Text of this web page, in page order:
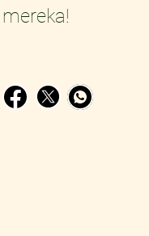
mereka!